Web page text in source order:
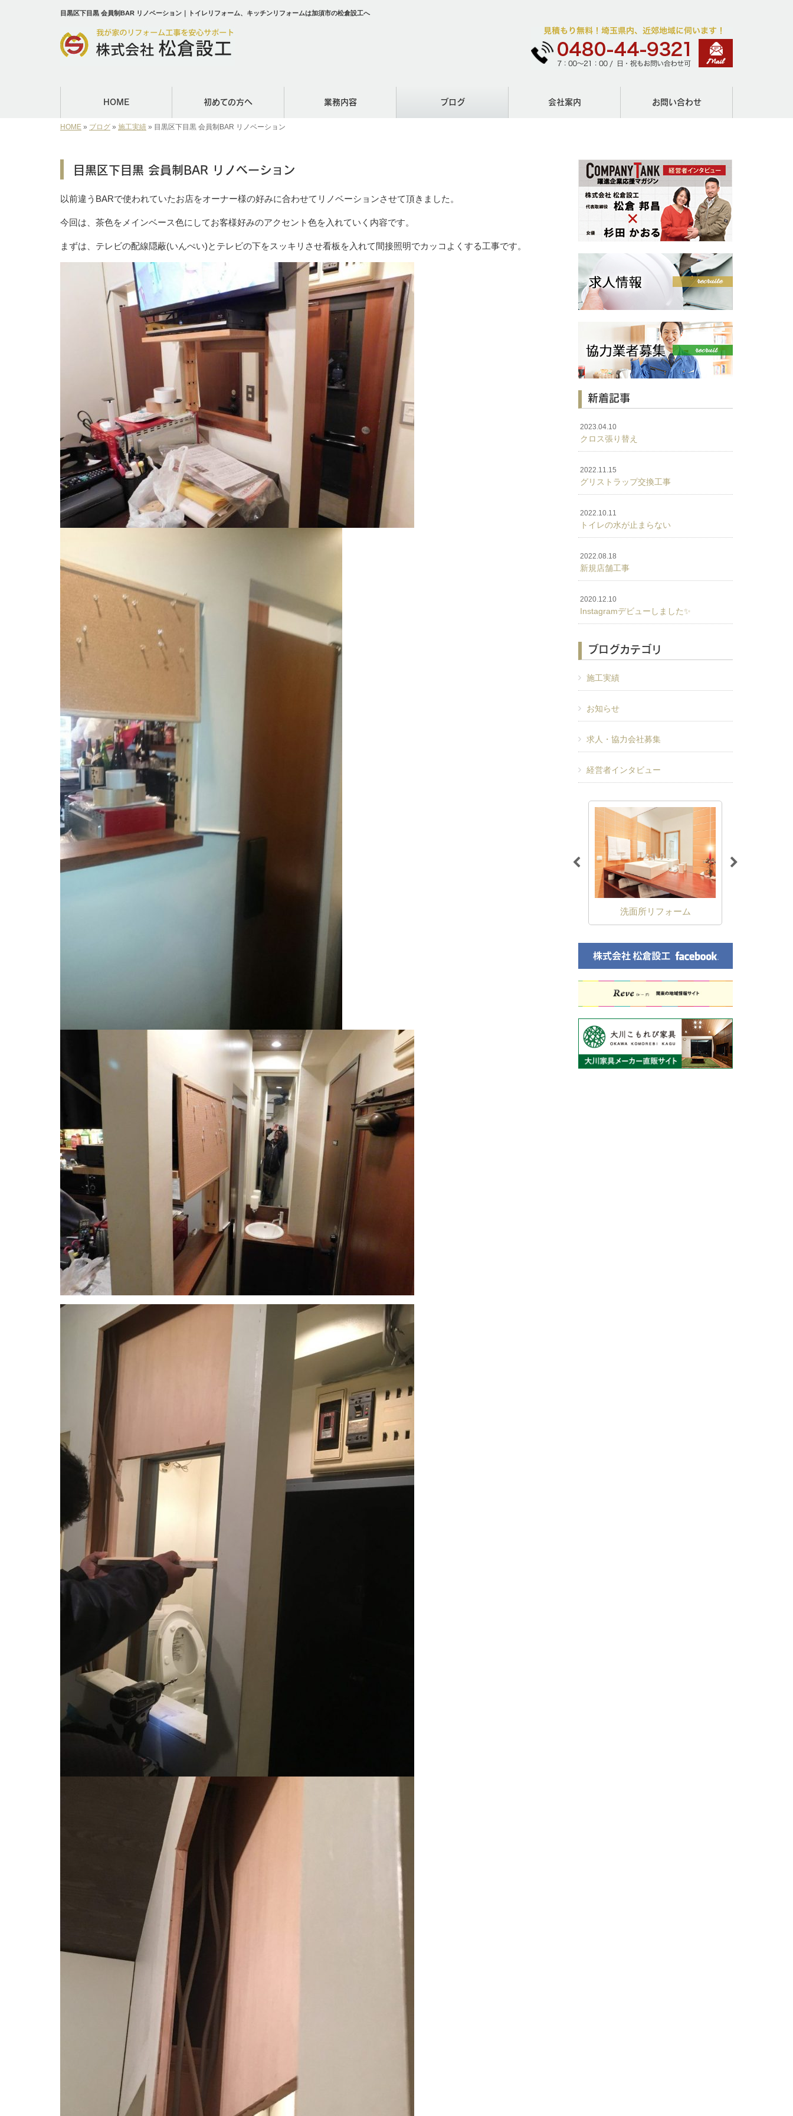
目黒区下目黒 会員制BAR リノベーション｜トイレリフォーム、キッチンリフォームは加須市の松倉設工へ
HOME 初めての方へ 業務内容 ブログ 会社案内 お問い合わせ
HOME » ブログ » 施工実績 » 目黒区下目黒 会員制BAR リノベーション
目黒区下目黒 会員制BAR リノベーション
以前違うBARで使われていたお店をオーナー様の好みに合わせてリノベーションさせて頂きました。
今回は、茶色をメインベース色にしてお客様好みのアクセント色を入れていく内容です。
まずは、テレビの配線隠蔽(いんぺい)とテレビの下をスッキリさせ看板を入れて間接照明でカッコよくする工事です。
新着記事
2023.04.10
クロス張り替え
2022.11.15
グリストラップ交換工事
2022.10.11
トイレの水が止まらない
2022.08.18
新規店舗工事
2020.12.10
Instagramデビューしました✨
ブログカテゴリ
施工実績
お知らせ
求人・協力会社募集
経営者インタビュー
外構・エクステリア トイレリフォーム キッチンリフォーム